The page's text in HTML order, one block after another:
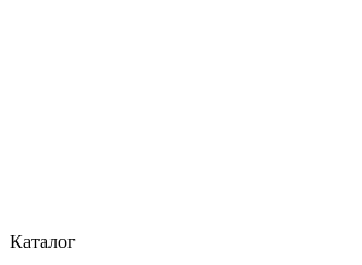
Каталог